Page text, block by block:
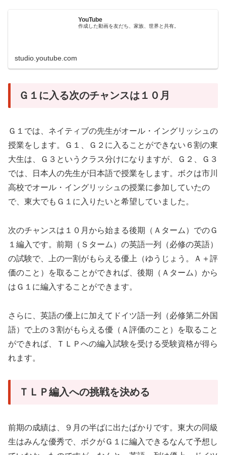
YouTube
作成した動画を友だち、家族、世界と共有。
studio.youtube.com
Ｇ１に入る次のチャンスは１０月
Ｇ１では、ネイティブの先生がオール・イングリッシュの
授業をします。Ｇ１、Ｇ２に入ることができない６割の東
大生は、Ｇ３というクラス分けになりますが、Ｇ２、Ｇ３
では、日本人の先生が日本語で授業をします。ボクは市川
高校でオール・イングリッシュの授業に参加していたの
で、東大でもＧ１に入りたいと希望していました。
次のチャンスは１０月から始まる後期（Ａターム）でのＧ
１編入です。前期（Ｓターム）の英語一列（必修の英語）
の試験で、上の一割がもらえる優上（ゆうじょう。Ａ＋評
価のこと）を取ることができれば、後期（Ａターム）から
はＧ１に編入することができます。
さらに、英語の優上に加えてドイツ語一列（必修第二外国
語）で上の３割がもらえる優（Ａ評価のこと）を取ること
ができれば、ＴＬＰへの編入試験を受ける受験資格が得ら
れます。
ＴＬＰ編入への挑戦を決める
前期の成績は、９月の半ばに出たばかりです。東大の同級
生はみんな優秀で、ボクがＧ１に編入できるなんて予想し